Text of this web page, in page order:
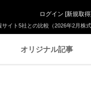
イト5社との比較（2026年2月株式
ログイン [新規取得]
オリジナル記事